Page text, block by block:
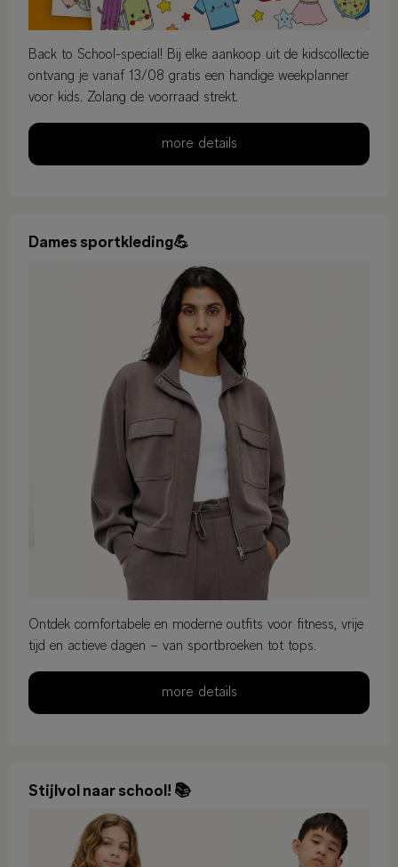
Back to School-special! Bij elke aankoop uit de kidscollectie
ontvang je vanaf 13/08 gratis een handige weekplanner
voor kids. Zolang de voorraad strekt.
more details
Dames sportkleding💪
Ontdek comfortabele en moderne outfits voor fitness, vrije
tijd en actieve dagen – van sportbroeken tot tops.
more details
Stijlvol naar school! 📚